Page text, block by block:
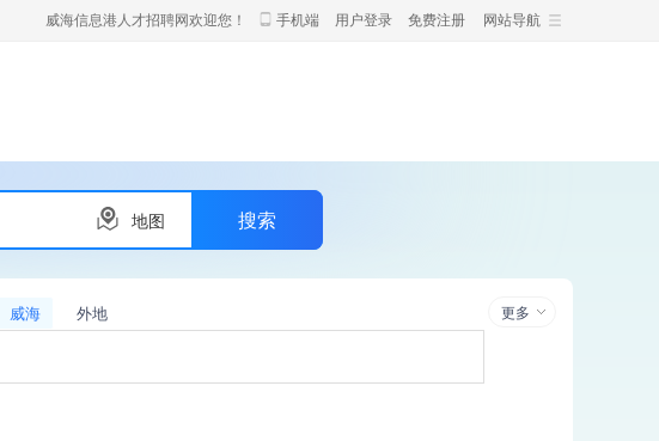
网站导航
威海信息港人才招聘网欢迎您！ 手机端 用户登录 免费注册
地图
威海 外地 更多